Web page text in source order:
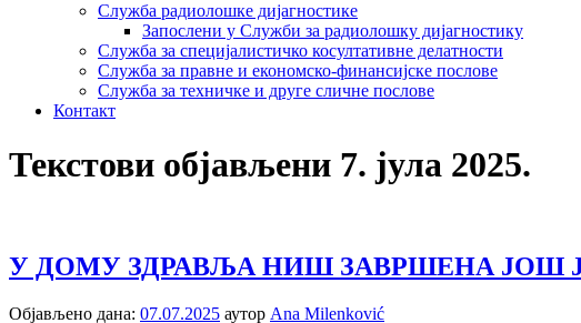
Служба радиолошке дијагностике
Запослени у Служби за радиолошку дијагностику
Служба за специјалистичко косултативне делатности
Служба за правне и економско-финансијске послове
Служба за техничке и друге сличне послове
Контакт
Текстови објављени 7. јула 2025.
У ДОМУ ЗДРАВЉА НИШ ЗАВРШЕНА ЈОШ
Објављено дана: 07.07.2025 аутор Ana Milenković